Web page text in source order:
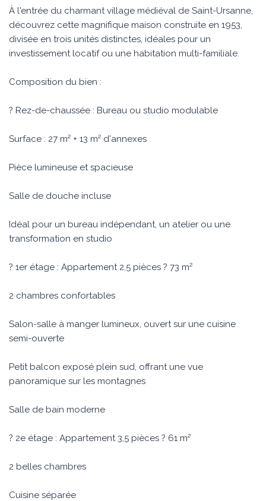
À l'entrée du charmant village médiéval de Saint-Ursanne,
découvrez cette magnifique maison construite en 1953,
divisée en trois unités distinctes, idéales pour un
investissement locatif ou une habitation multi-familiale.
Composition du bien :
? Rez-de-chaussée : Bureau ou studio modulable
Surface : 27 m² + 13 m² d'annexes
Pièce lumineuse et spacieuse
Salle de douche incluse
Idéal pour un bureau indépendant, un atelier ou une
transformation en studio
? 1er étage : Appartement 2,5 pièces ? 73 m²
2 chambres confortables
Salon-salle à manger lumineux, ouvert sur une cuisine
semi-ouverte
Petit balcon exposé plein sud, offrant une vue
panoramique sur les montagnes
Salle de bain moderne
? 2e étage : Appartement 3,5 pièces ? 61 m²
2 belles chambres
Cuisine séparée